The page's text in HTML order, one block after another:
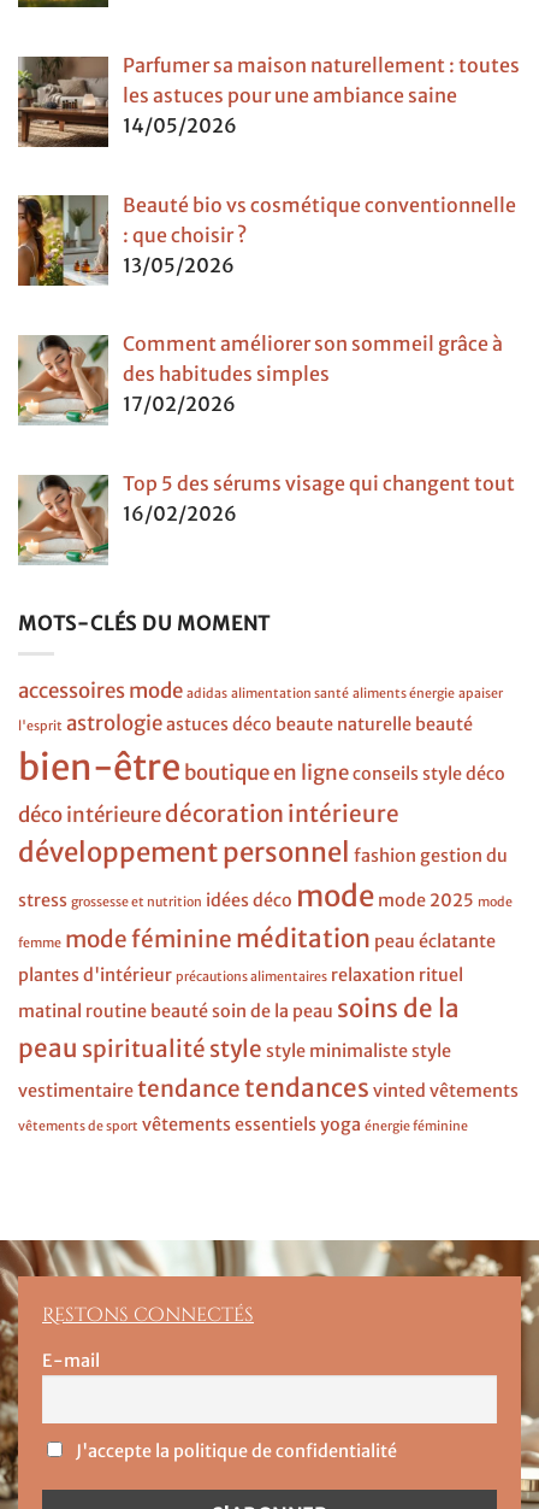
Parfumer sa maison naturellement : toutes
les astuces pour une ambiance saine
14/05/2026
Beauté bio vs cosmétique conventionnelle
: que choisir ?
13/05/2026
Comment améliorer son sommeil grâce à
des habitudes simples
17/02/2026
Top 5 des sérums visage qui changent tout
16/02/2026
MOTS-CLÉS DU MOMENT
accessoires mode adidas alimentation santé aliments énergie apaiser
l'esprit astrologieastuces déco beaute naturelle beauté
bien-être boutique en ligneconseils styledéco
déco intérieuredécoration intérieure
développement personnel fashion gestion du
stress grossesse et nutrition idées déco mode mode 2025 mode
femme mode féminine méditation peau éclatante
plantes d'intérieur précautions alimentaires relaxation rituel
matinal routine beautésoin de la peau soins de la
peau spiritualité style style minimalistestyle
vestimentairetendancetendances vinted vêtements
vêtements de sport vêtements essentielsyoga énergie féminine
Restons connectés
E-mail
J'accepte la politique de confidentialité